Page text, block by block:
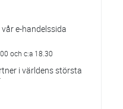
e-handelssida
och c:a 18.30
i världens största